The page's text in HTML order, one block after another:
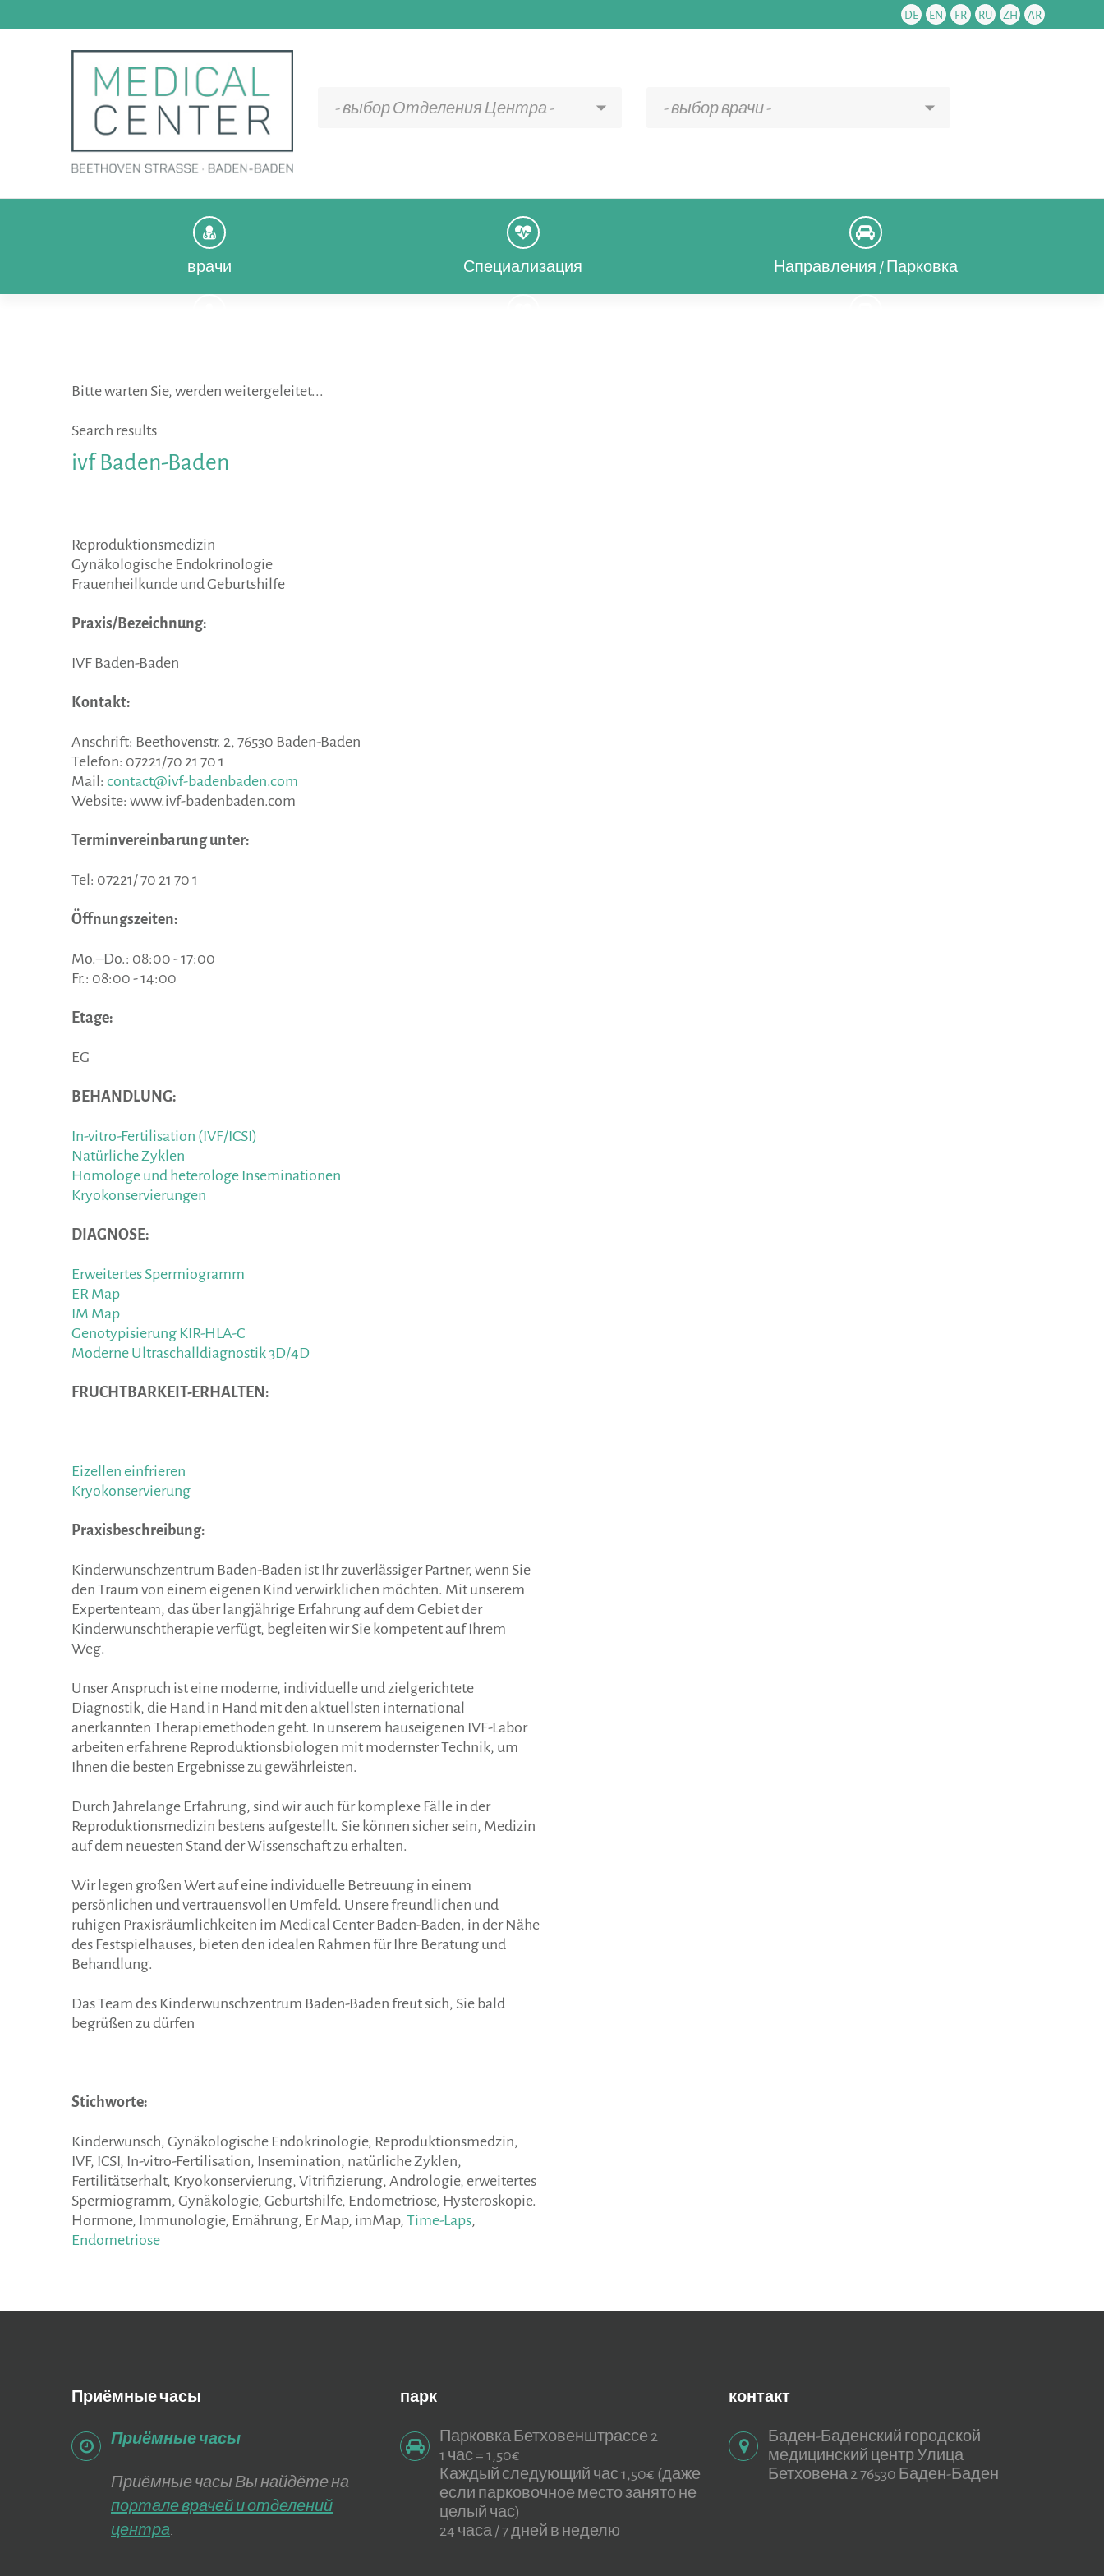
DE EN FR RU ZH AR
- выбор Отделения Центра - - выбор врачи -
врачи Специализация Направления / Парковка
Bitte warten Sie, werden weitergeleitet...
Search results
ivf Baden-Baden
Reproduktionsmedizin
Gynäkologische Endokrinologie
Frauenheilkunde und Geburtshilfe
Praxis/Bezeichnung:
IVF Baden-Baden
Kontakt:
Anschrift: Beethovenstr. 2, 76530 Baden-Baden
Telefon: 07221/70 21 70 1
Mail: contact@ivf-badenbaden.com
Website: www.ivf-badenbaden.com
Terminvereinbarung unter:
Tel: 07221/ 70 21 70 1
Öffnungszeiten:
Mo.–Do.: 08:00 - 17:00
Fr.: 08:00 - 14:00
Etage:
EG
BEHANDLUNG:
In-vitro-Fertilisation (IVF/ICSI)
Natürliche Zyklen
Homologe und heterologe Inseminationen
Kryokonservierungen
DIAGNOSE:
Erweitertes Spermiogramm
ER Map
IM Map
Genotypisierung KIR-HLA-C
Moderne Ultraschalldiagnostik 3D/4D
FRUCHTBARKEIT-ERHALTEN:
Eizellen einfrieren
Kryokonservierung
Praxisbeschreibung:
Kinderwunschzentrum Baden-Baden ist Ihr zuverlässiger Partner, wenn Sie
den Traum von einem eigenen Kind verwirklichen möchten. Mit unserem
Expertenteam, das über langjährige Erfahrung auf dem Gebiet der
Kinderwunschtherapie verfügt, begleiten wir Sie kompetent auf Ihrem
Weg.
Unser Anspruch ist eine moderne, individuelle und zielgerichtete
Diagnostik, die Hand in Hand mit den aktuellsten international
anerkannten Therapiemethoden geht. In unserem hauseigenen IVF-Labor
arbeiten erfahrene Reproduktionsbiologen mit modernster Technik, um
Ihnen die besten Ergebnisse zu gewährleisten.
Durch Jahrelange Erfahrung, sind wir auch für komplexe Fälle in der
Reproduktionsmedizin bestens aufgestellt. Sie können sicher sein, Medizin
auf dem neuesten Stand der Wissenschaft zu erhalten.
Wir legen großen Wert auf eine individuelle Betreuung in einem
persönlichen und vertrauensvollen Umfeld. Unsere freundlichen und
ruhigen Praxisräumlichkeiten im Medical Center Baden-Baden, in der Nähe
des Festspielhauses, bieten den idealen Rahmen für Ihre Beratung und
Behandlung.
Das Team des Kinderwunschzentrum Baden-Baden freut sich, Sie bald
begrüßen zu dürfen
Stichworte:
Kinderwunsch, Gynäkologische Endokrinologie, Reproduktionsmedzin,
IVF, ICSI, In-vitro-Fertilisation, Insemination, natürliche Zyklen,
Fertilitätserhalt, Kryokonservierung, Vitrifizierung, Andrologie, erweitertes
Spermiogramm, Gynäkologie, Geburtshilfe, Endometriose, Hysteroskopie.
Hormone, Immunologie, Ernährung, Er Map, imMap, Time-Laps,
Endometriose
Приёмныечасы
Приёмные часы
Приёмные часы Вы найдёте на
портале врачей и отделений
центра.
парк
Парковка Бетховенштрассе 2
1 час = 1,50€
Каждый следующий час 1,50€ (даже
если парковочное место занято не
целый час)
24 часа / 7 дней в неделю
контакт
Баден-Баденский городской
медицинский центр Улица
Бетховена 2 76530 Баден-Баден